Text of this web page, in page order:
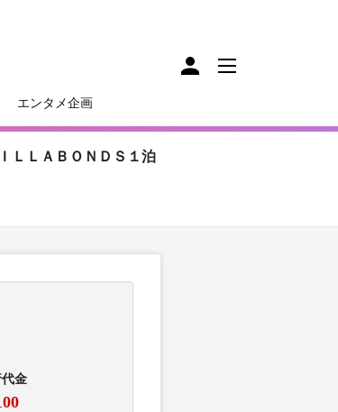
エンタメ企画
ＬＬＡＢＯＮＤＳ１泊
金